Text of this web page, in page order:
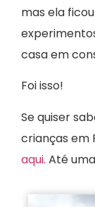
mas ela
casa em
Foi isso!
Se quiser
crianças em
aqui. Até